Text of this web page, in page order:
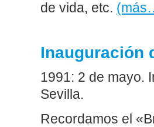
de vida, etc.
Inauguración
1991: 2 de mayo.
Sevilla.
Recordamos el